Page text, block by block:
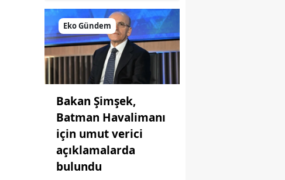
Eko Gündem
Bakan Şimşek,
Batman Havalimanı
için umut verici
açıklamalarda
bulundu